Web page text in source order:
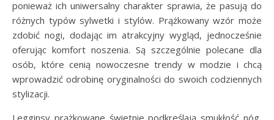
ponieważ ich uniwersalny charakter sprawia, że pasują do
różnych typów sylwetki i stylów. Prążkowany wzór może
zdobić nogi, dodając im atrakcyjny wygląd, jednocześnie
oferując komfort noszenia. Są szczególnie polecane dla
osób, które cenią nowoczesne trendy w modzie i chcą
wprowadzić odrobinę oryginalności do swoich codziennych
stylizacji.
Legginsy prążkowane świetnie podkreślają smukłość nóg,